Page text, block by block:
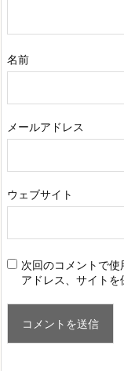
名前
メールアドレス
ウェブサイト
次回のコメントで
アドレス、サイトを